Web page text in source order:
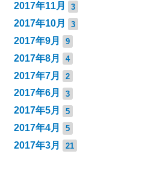
2017年11月 3
2017年10月 3
2017年9月 9
2017年8月 4
2017年7月 2
2017年6月 3
2017年5月 5
2017年4月 5
2017年3月 21